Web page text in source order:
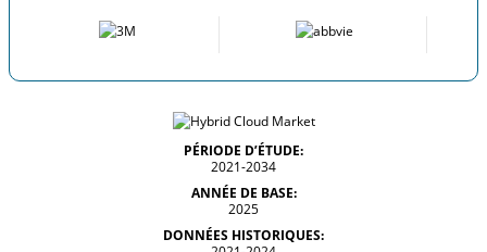
PÉRIODE D’ÉTUDE:
2021-2034
ANNÉE DE BASE:
2025
DONNÉES HISTORIQUES: